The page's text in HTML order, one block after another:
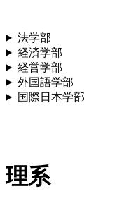
法学部
経済学部
経営学部
外国語学部
国際日本学部
理系